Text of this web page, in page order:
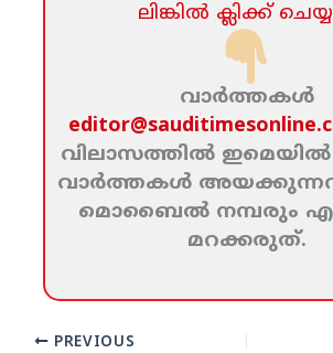
ലിങ്കില്‍ ക്ലിക്ക്‌
വാര്‍ത്തകള്‍
വിലാസത്തില്‍
വാര്‍ത്തകള്‍
മൊബൈല്‍ നമ്പരും
മറക്കരുത്‌.
PREVIOUS